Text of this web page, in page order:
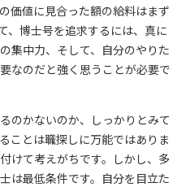
価値に見合った額の給料はまず
、博士号を追求するには、真に
集中力、そして、自分のやりた
なのだと強く思うことが必要で
のかないのか、しっかりとみて
ことは職探しに万能ではありま
けて考えがちです。しかし、多
は最低条件です。自分を目立た